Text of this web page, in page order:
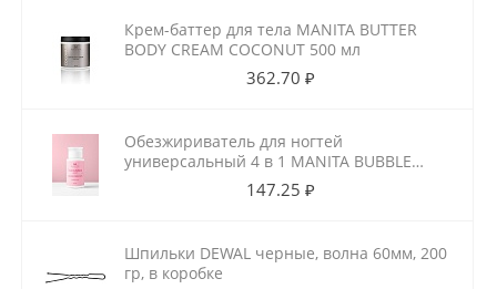
Крем-баттер для тела MANITA BUTTER
BODY CREAM COCONUT 500 мл
362.70 ₽
Обезжириватель для ногтей
универсальный 4 в 1 MANITA BUBBLE
147.25 ₽
Шпильки DEWAL черные, волна 60мм, 200
гр, в коробке